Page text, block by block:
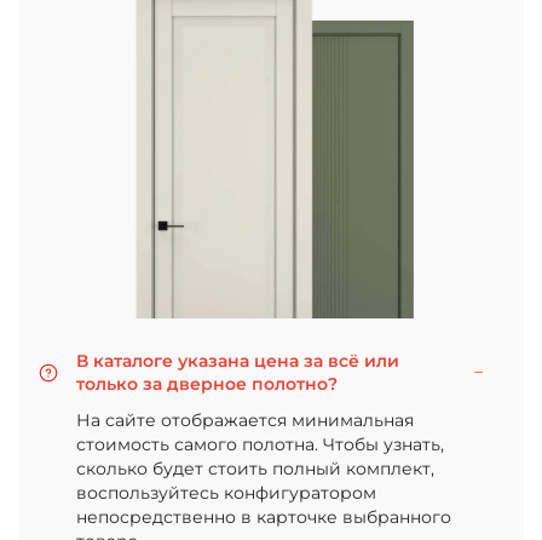
В каталоге указана цена за всё или
только за дверное полотно?
На сайте отображается минимальная
стоимость самого полотна. Чтобы узнать,
сколько будет стоить полный комплект,
воспользуйтесь конфигуратором
непосредственно в карточке выбранного